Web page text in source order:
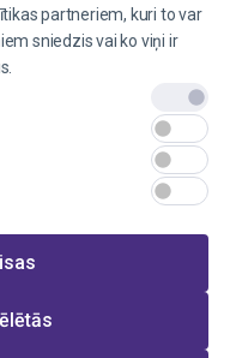
partneriem, kuri to var
sniedzis vai ko viņi ir
tiesības aizsargātas.